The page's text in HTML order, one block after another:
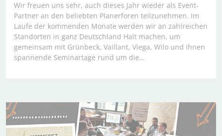
Wir freuen uns sehr, auch dieses Jahr wieder als Event-
Partner an den beliebten Planerforen teilzunehmen. Im
Laufe der kommenden Monate werden wir an zahlreichen
Standorten in ganz Deutschland Halt machen, um
gemeinsam mit Grünbeck, Vaillant, Viega, Wilo und Ihnen
spannende Seminartage rund um die…